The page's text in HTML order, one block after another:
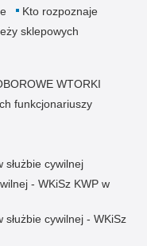
Kto rozpoznaje
sklepowych
WTORKI
funkcjonariuszy
służbie cywilnej
- WKiSz KWP w
cywilnej - WKiSz